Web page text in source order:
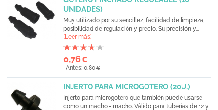
UNIDADES)
Muy utilizado por su sencillez, facilidad de limpieza,
posibilidad de regulación y precio. Su precisión y...
[Leer más]
0,76€
Antes: 0,80€
INJERTO PARA MICROGOTERO (20U.)
Injerto para microgotero que también puede usarse
como un macho - macho. Válido para tuberias de 12 y